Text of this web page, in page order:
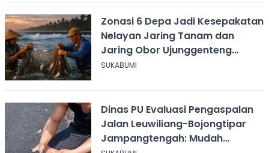
Zonasi 6 Depa Jadi Kesepakatan
Nelayan Jaring Tanam dan
Jaring Obor Ujunggenteng
Sukabumi
SUKABUMI
Dinas PU Evaluasi Pengaspalan
Jalan Leuwiliang-Bojongtipar
Jampangtengah: Mudah